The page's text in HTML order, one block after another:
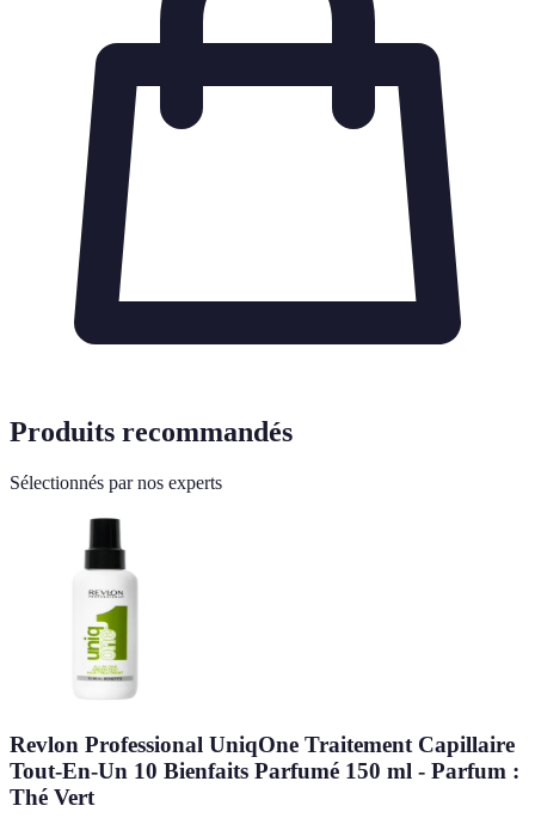
Produits recommandés
Sélectionnés par nos experts
Revlon Professional UniqOne Traitement Capillaire
Tout-En-Un 10 Bienfaits Parfumé 150 ml - Parfum :
Thé Vert